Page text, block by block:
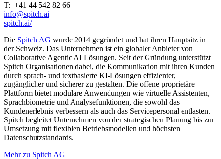
T: +41 44 542 82 66
info@spitch.ai
spitch.ai/
Die Spitch AG wurde 2014 gegründet und hat ihren Hauptsitz in
der Schweiz. Das Unternehmen ist ein globaler Anbieter von
Collaborative Agentic AI Lösungen. Seit der Gründung unterstützt
Spitch Organisationen dabei, die Kommunikation mit ihren Kunden
durch sprach- und textbasierte KI-Lösungen effizienter,
zugänglicher und sicherer zu gestalten. Die offene proprietäre
Plattform bietet modulare Anwendungen wie virtuelle Assistenten,
Sprachbiometrie und Analysefunktionen, die sowohl das
Kundenerlebnis verbessern als auch das Servicepersonal entlasten.
Spitch begleitet Unternehmen von der strategischen Planung bis zur
Umsetzung mit flexiblen Betriebsmodellen und höchsten
Datenschutzstandards.
Mehr zu Spitch AG